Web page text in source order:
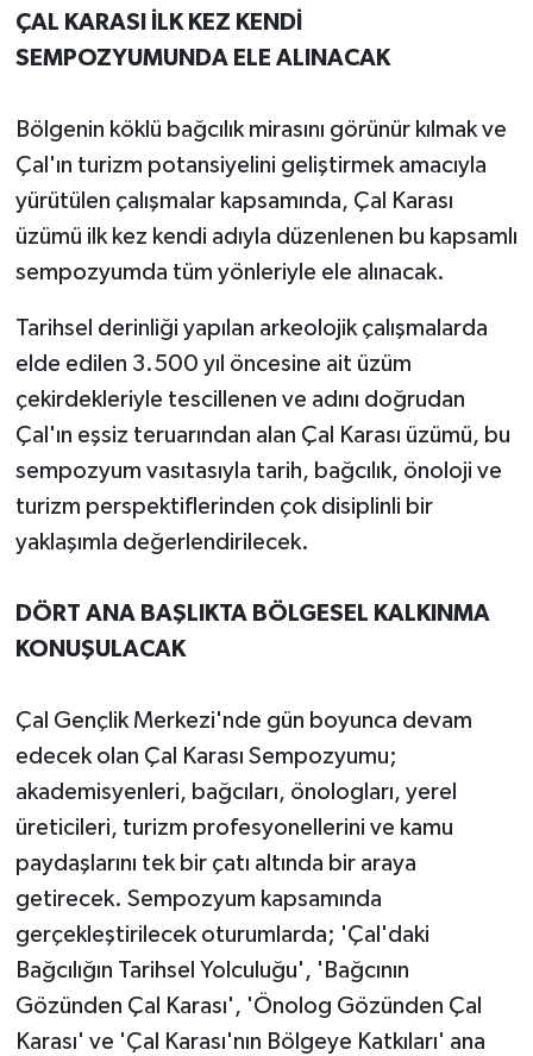
ÇAL KARASI İLK KEZ KENDİ
SEMPOZYUMUNDA ELE ALINACAK
Bölgenin köklü bağcılık mirasını görünür kılmak ve
Çal'ın turizm potansiyelini geliştirmek amacıyla
yürütülen çalışmalar kapsamında, Çal Karası
üzümü ilk kez kendi adıyla düzenlenen bu kapsamlı
sempozyumda tüm yönleriyle ele alınacak.
Tarihsel derinliği yapılan arkeolojik çalışmalarda
elde edilen 3.500 yıl öncesine ait üzüm
çekirdekleriyle tescillenen ve adını doğrudan
Çal'ın eşsiz teruarından alan Çal Karası üzümü, bu
sempozyum vasıtasıyla tarih, bağcılık, önoloji ve
turizm perspektiflerinden çok disiplinli bir
yaklaşımla değerlendirilecek.
DÖRT ANA BAŞLIKTA BÖLGESEL KALKINMA
KONUŞULACAK
Çal Gençlik Merkezi'nde gün boyunca devam
edecek olan Çal Karası Sempozyumu;
akademisyenleri, bağcıları, önologları, yerel
üreticileri, turizm profesyonellerini ve kamu
paydaşlarını tek bir çatı altında bir araya
getirecek. Sempozyum kapsamında
gerçekleştirilecek oturumlarda; 'Çal'daki
Bağcılığın Tarihsel Yolculuğu', 'Bağcının
Gözünden Çal Karası', 'Önolog Gözünden Çal
Karası' ve 'Çal Karası'nın Bölgeye Katkıları' ana